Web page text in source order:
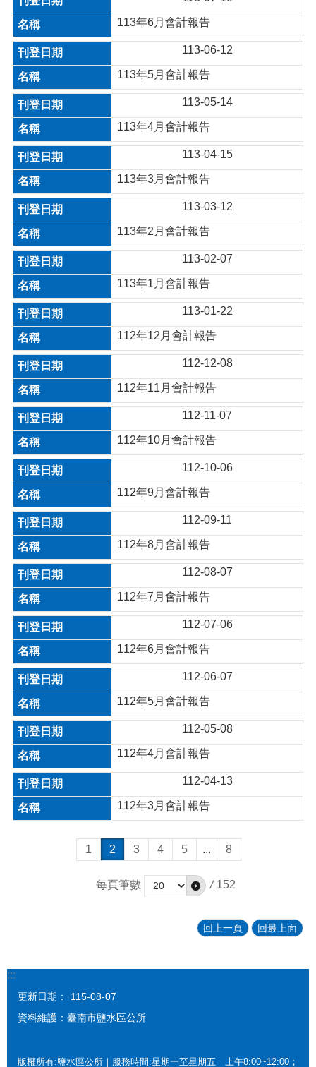
113年6月會計報告
113-06-12
113年5月會計報告
113-05-14
113年4月會計報告
113-04-15
113年3月會計報告
113-03-12
113年2月會計報告
113-02-07
113年1月會計報告
113-01-22
112年12月會計報告
112-12-08
112年11月會計報告
112-11-07
112年10月會計報告
112-10-06
112年9月會計報告
112-09-11
112年8月會計報告
112-08-07
112年7月會計報告
112-07-06
112年6月會計報告
112-06-07
112年5月會計報告
112-05-08
112年4月會計報告
112-04-13
112年3月會計報告
1 2 3 4 5 ... 8
每頁筆數 / 152
回上一頁 回最上面
:::
更新日期：
115-08-07
資料維護：臺南市鹽水區公所
版權所有:鹽水區公所｜服務時間:星期一至星期五 上午8:00~12:00；